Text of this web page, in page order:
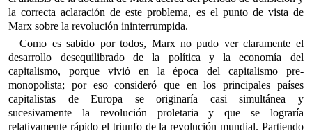
la correcta aclaración de este problema, es el punto de vista de
Marx sobre la revolución ininterrumpida.
Como es sabido por todos, Marx no pudo ver claramente el
desarrollo desequilibrado de la política y la economía del
capitalismo, porque vivió en la época del capitalismo pre-
monopolista; por eso consideró que en los principales países
capitalistas de Europa se originaría casi simultánea y
sucesivamente la revolución proletaria y que se lograría
relativamente rápido el triunfo de la revolución mundial. Partiendo